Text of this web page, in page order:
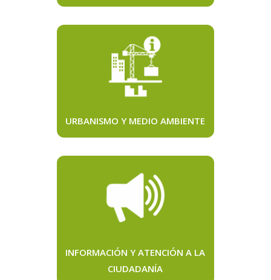
URBANISMO Y MEDIO AMBIENTE
INFORMACIÓN Y ATENCIÓN A LA
CIUDADANÍA